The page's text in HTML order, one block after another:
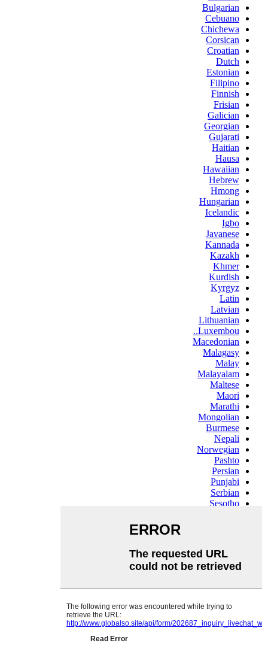
Bulgarian
Cebuano
Chichewa
Corsican
Croatian
Dutch
Estonian
Filipino
Finnish
Frisian
Galician
Georgian
Gujarati
Haitian
Hausa
Hawaiian
Hebrew
Hmong
Hungarian
Icelandic
Igbo
Javanese
Kannada
Kazakh
Khmer
Kurdish
Kyrgyz
Latin
Latvian
Lithuanian
Luxembou..
Macedonian
Malagasy
Malay
Malayalam
Maltese
Maori
Marathi
Mongolian
Burmese
Nepali
Norwegian
Pashto
Persian
Punjabi
Serbian
Sesotho
Samoan
Scots Gaelic
Sindhi
Swahili
Tajik